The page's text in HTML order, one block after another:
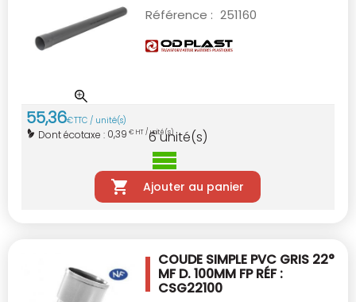
Référence : 251160
55,36€TTC / unité(s)
Dont écotaxe : 0,39 € HT / unité(s)
6unité(s)
Ajouter au panier
COUDE SIMPLE PVC GRIS 22°
MF D. 100MM FP RÉF :
CSG22100